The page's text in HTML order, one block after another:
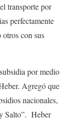
transporte por
perfectamente
con sus
por medio
Agregó que
nacionales,
Salto”. Heber